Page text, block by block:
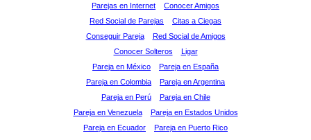
Parejas en Internet
Conocer Amigos
Red Social de Parejas
Citas a Ciegas
Conseguir Pareja
Red Social de Amigos
Conocer Solteros
Ligar
Pareja en México
Pareja en España
Pareja en Colombia
Pareja en Argentina
Pareja en Perú
Pareja en Chile
Pareja en Venezuela
Pareja en Estados Unidos
Pareja en Ecuador
Pareja en Puerto Rico